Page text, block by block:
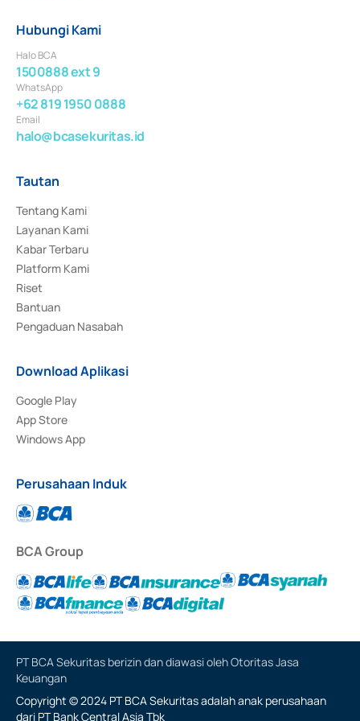
Hubungi Kami
Halo BCA
1500888 ext 9
WhatsApp
+62 819 1950 0888
Email
halo@bcasekuritas.id
Tautan
Tentang Kami
Layanan Kami
Kabar Terbaru
Platform Kami
Riset
Bantuan
Pengaduan Nasabah
Download Aplikasi
Google Play
App Store
Windows App
Perusahaan Induk
BCA Group
PT BCA Sekuritas berizin dan diawasi oleh Otoritas Jasa
Keuangan
Copyright © 2024 PT BCA Sekuritas adalah anak perusahaan
dari PT Bank Central Asia Tbk